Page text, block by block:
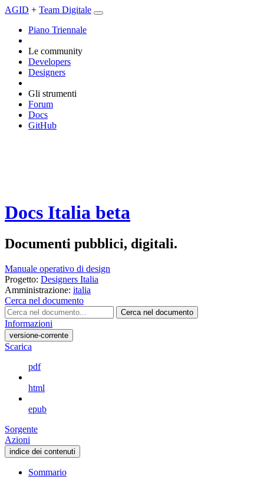
AGID + Team Digitale
Piano Triennale
Le community
Developers
Designers
Gli strumenti
Forum
Docs
GitHub
Docs Italia beta
Documenti pubblici, digitali.
Manuale operativo di design
Progetto: Designers Italia
Amministrazione: italia
Cerca nel documento
Cerca nel documento
Informazioni
versione-corrente
Scarica
pdf
html
epub
Sorgente
Azioni
indice dei contenuti
Sommario